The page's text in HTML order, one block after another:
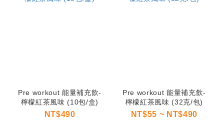
Pre workout 能量補充飲-
檸檬紅茶風味 (10包/盒)
NT$490
Pre workout 能量補充飲-
檸檬紅茶風味 (32克/包)
NT$55 ~ NT$490